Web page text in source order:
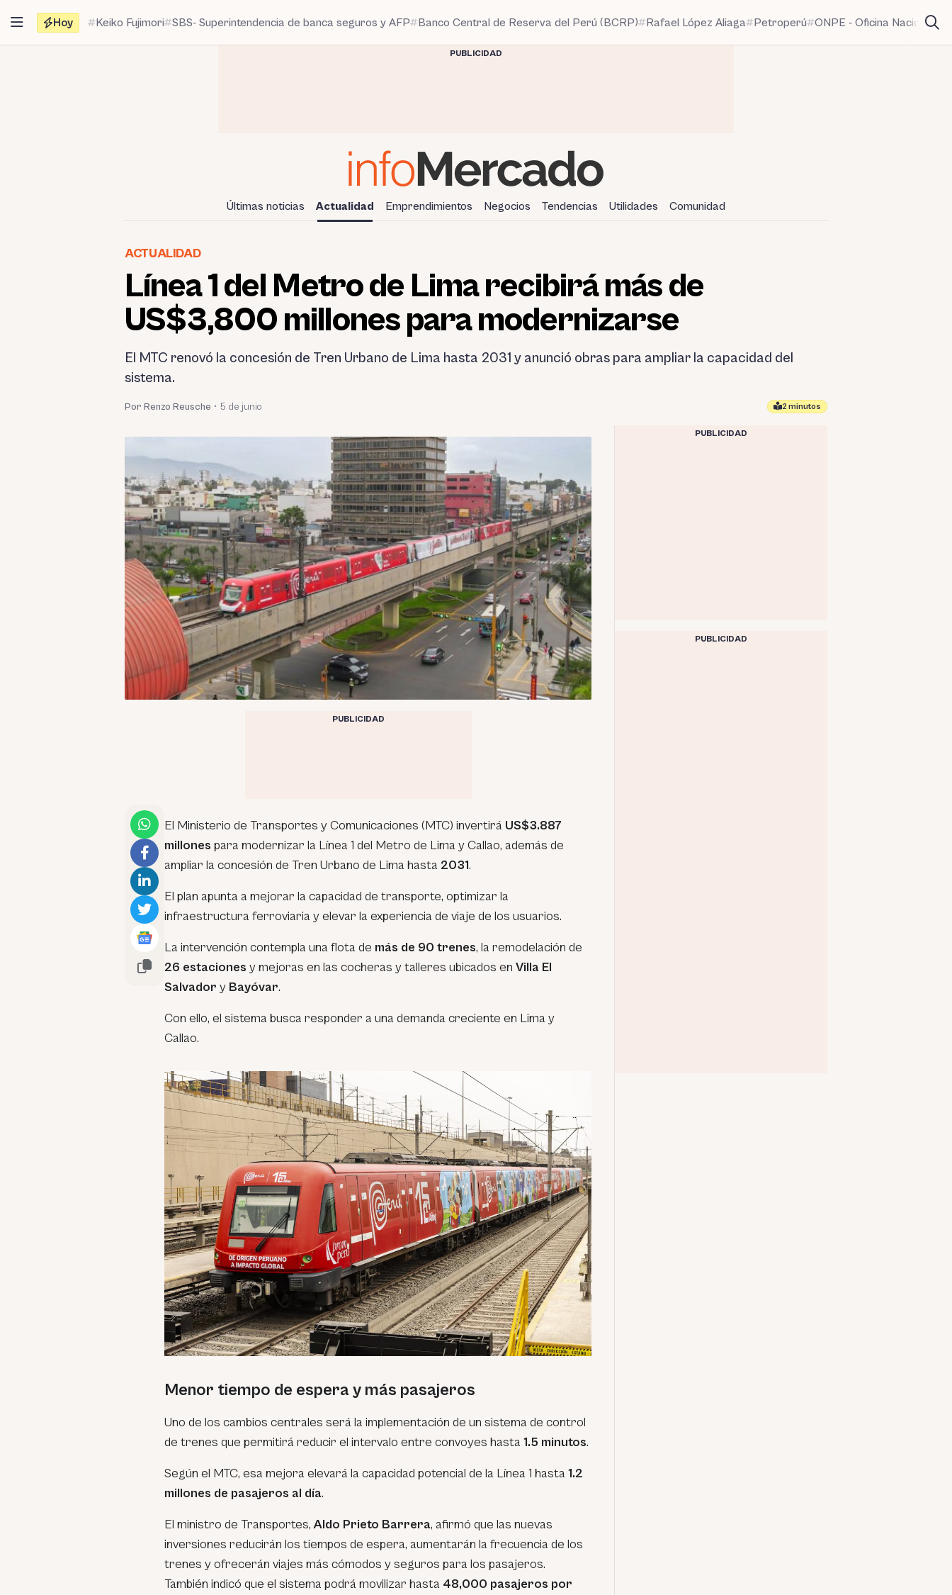
contenido
Hoy Keiko Fujimori SBS- Superintendencia de banca seguros y AFP Banco Central de Reserva del Perú (BCRP) Rafael López Aliaga Petroperú ONPE - Oficina Nacional
PUBLICIDAD
Últimas noticias Actualidad Emprendimientos Negocios Tendencias Utilidades Comunidad
ACTUALIDAD
Línea 1 del Metro de Lima recibirá más de
US$3,800 millones para modernizarse
El MTC renovó la concesión de Tren Urbano de Lima hasta 2031 y anunció obras para ampliar la capacidad del
sistema.
Por Renzo Reusche • 5 de junio 2 minutos
PUBLICIDAD
El Ministerio de Transportes y Comunicaciones (MTC) invertirá US$3.887
millones para modernizar la Línea 1 del Metro de Lima y Callao, además de
ampliar la concesión de Tren Urbano de Lima hasta 2031.
El plan apunta a mejorar la capacidad de transporte, optimizar la
infraestructura ferroviaria y elevar la experiencia de viaje de los usuarios.
La intervención contempla una flota de más de 90 trenes, la remodelación de
26 estaciones y mejoras en las cocheras y talleres ubicados en Villa El
Salvador y Bayóvar.
Con ello, el sistema busca responder a una demanda creciente en Lima y
Callao.
Menor tiempo de espera y más pasajeros
Uno de los cambios centrales será la implementación de un sistema de control
de trenes que permitirá reducir el intervalo entre convoyes hasta 1.5 minutos.
Según el MTC, esa mejora elevará la capacidad potencial de la Línea 1 hasta 1.2
millones de pasajeros al día.
El ministro de Transportes,Aldo Prieto Barrera, afirmó que las nuevas
inversiones reducirán los tiempos de espera, aumentarán la frecuencia de los
trenes y ofrecerán viajes más cómodos y seguros para los pasajeros.
También indicó que el sistema podrá movilizar hasta 48,000 pasajeros por
PUBLICIDAD
PUBLICIDAD